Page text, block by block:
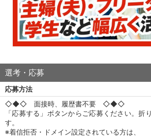
選考・応募
応募方法
◇◆◇ 面接時、履歴書不要 ◇◆◇
「応募する」ボタンからご応募ください。折
す。
※着信拒否・ドメイン設定されている方は、